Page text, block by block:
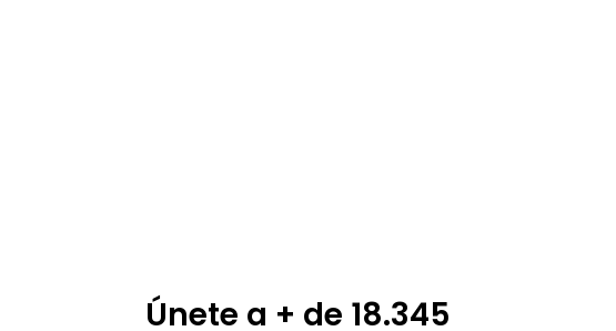
Únete a + de 18.345